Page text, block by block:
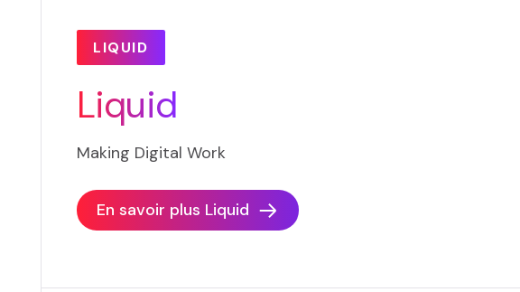
LIQUID
Liquid
Making Digital Work
En savoir plus Liquid